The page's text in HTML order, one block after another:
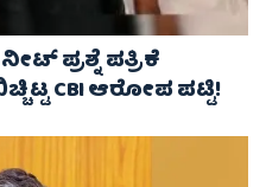
ಪ್ರಶ್ನೆ ಪತ್ರಿಕೆ
CBI ಆರೋಪ ಪಟ್ಟಿ!